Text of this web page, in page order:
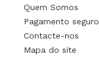
Quem Somos
Pagamento seguro
Contacte-nos
Mapa do site